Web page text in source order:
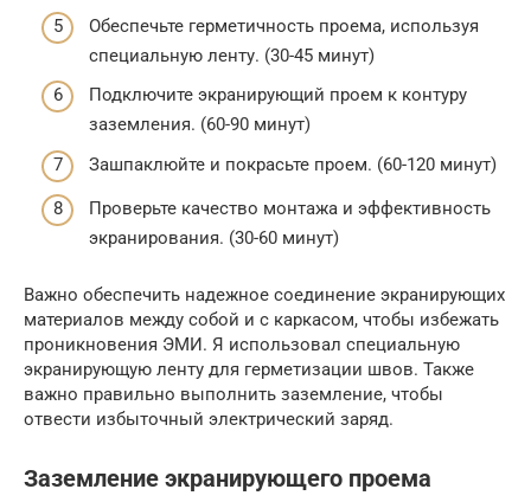
Обеспечьте герметичность проема, используя
специальную ленту. (30-45 минут)
Подключите экранирующий проем к контуру
заземления. (60-90 минут)
Зашпаклюйте и покрасьте проем. (60-120 минут)
Проверьте качество монтажа и эффективность
экранирования. (30-60 минут)
Важно обеспечить надежное соединение экранирующих
материалов между собой и с каркасом, чтобы избежать
проникновения ЭМИ. Я использовал специальную
экранирующую ленту для герметизации швов. Также
важно правильно выполнить заземление, чтобы
отвести избыточный электрический заряд.
Заземление экранирующего проема